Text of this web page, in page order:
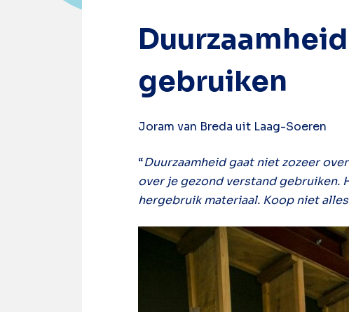
gebruiken
Joram van Breda uit Laag-Soeren
“Duurzaamheid gaat niet zozeer
over je gezond verstand gebruiken.
hergebruik materiaal. Koop niet